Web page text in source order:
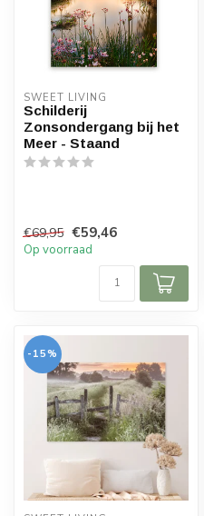
SWEET LIVING
Schilderij
Zonsondergang bij het
Meer - Staand
€69,95 €59,46
Op voorraad
-15%